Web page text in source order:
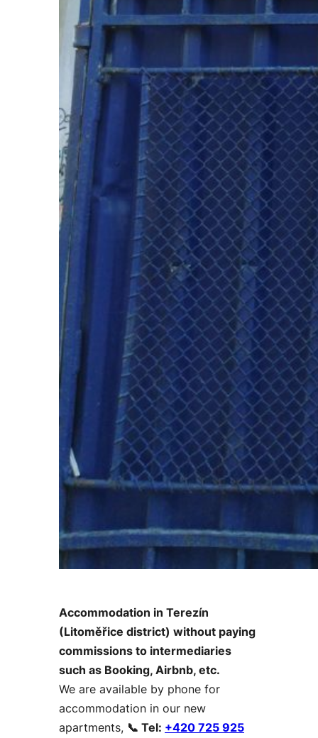
Accommodation in Terezín
(Litoměřice district) without paying
commissions to intermediaries
such as Booking, Airbnb, etc.
We are available by phone for
accommodation in our new
apartments, 📞 Tel: +420 725 925